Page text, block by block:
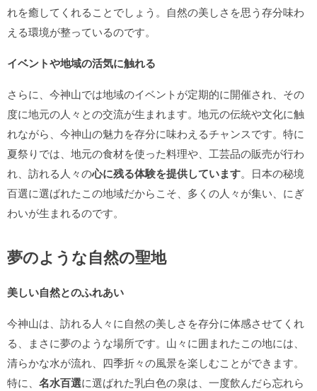
れを癒してくれることでしょう。自然の美しさを思う存分味わ
える環境が整っているのです。
イベントや地域の活気に触れる
さらに、今神山では地域のイベントが定期的に開催され、その
度に地元の人々との交流が生まれます。地元の伝統や文化に触
れながら、今神山の魅力を存分に味わえるチャンスです。特に
夏祭りでは、地元の食材を使った料理や、工芸品の販売が行わ
れ、訪れる人々の心に残る体験を提供しています。日本の秘境
百選に選ばれたこの地域だからこそ、多くの人々が集い、にぎ
わいが生まれるのです。
夢のような自然の聖地
美しい自然とのふれあい
今神山は、訪れる人々に自然の美しさを存分に体感させてくれ
る、まさに夢のような場所です。山々に囲まれたこの地には、
清らかな水が流れ、四季折々の風景を楽しむことができます。
特に、 名水百選に選ばれた乳白色の泉は、一度飲んだら忘れら